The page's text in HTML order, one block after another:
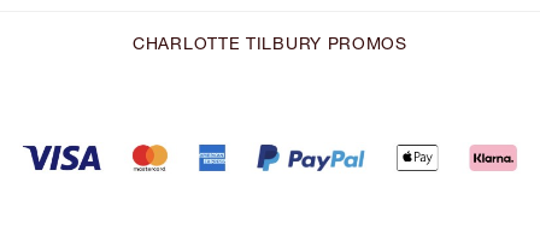
CHARLOTTE TILBURY PROMOS